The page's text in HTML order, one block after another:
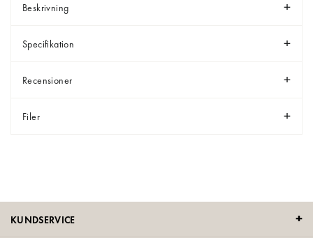
Beskrivning
Specifikation
Recensioner
Filer
KUNDSERVICE